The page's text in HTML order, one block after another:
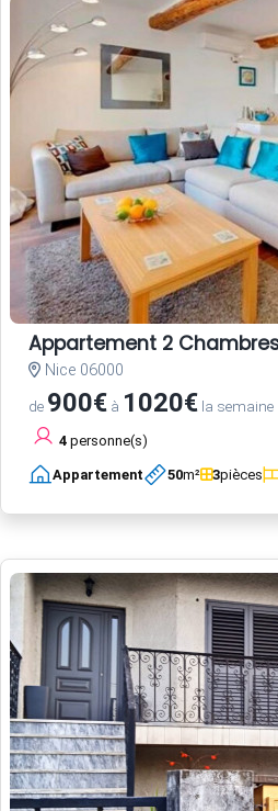
Appartement 2
Nice 06000
de 900€ à 1020€ la semaine
4 personne(s)
Appartement 50m² 3pièces